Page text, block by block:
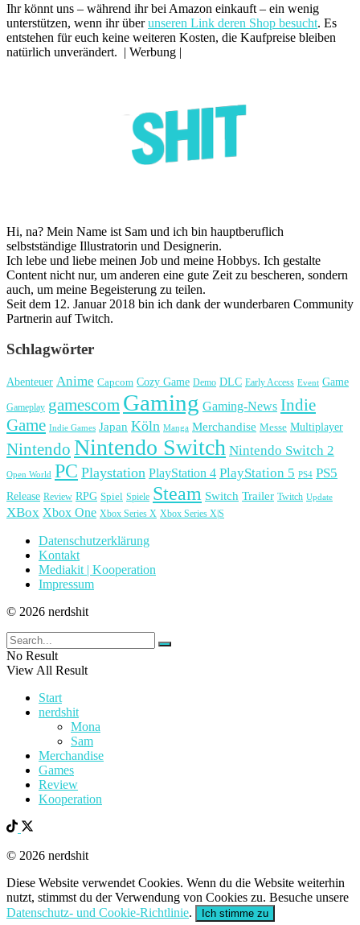
Ihr könnt uns – während ihr bei Amazon einkauft – ein wenig
unterstützen, wenn ihr überunseren Link deren Shop besucht. Es
entstehen für euch keine weiteren Kosten, die Kaufpreise bleiben
natürlich unverändert. | Werbung |
Hi, na? Mein Name ist Sam und ich bin hauptberuflich
selbstständige Illustratorin und Designerin.
Ich lebe und liebe meinen Job und meine Hobbys. Ich gestalte
Content nicht nur, um anderen eine gute Zeit zu bescheren, sondern
auch, um meine Begeisterung zu teilen.
Seit dem 12. Januar 2018 bin ich dank der wunderbaren Community
Partnerin auf Twitch.
Schlagwörter
Abenteuer Anime Capcom Cozy Game Demo DLC Early Access Event Game
Gameplay gamescom Gaming Gaming-News Indie
Game Indie Games Japan Köln Manga Merchandise Messe Multiplayer
Nintendo Nintendo Switch Nintendo Switch 2
Open World PC Playstation PlayStation 4 PlayStation 5 PS4 PS5
Release Review RPG Spiel Spiele Steam Switch Trailer Twitch Update
XBox Xbox One Xbox Series X Xbox Series X|S
Datenschutzerklärung
Kontakt
Mediakit | Kooperation
Impressum
© 2026 nerdshit
No Result
View All Result
Start
nerdshit
Mona
Sam
Merchandise
Games
Review
Kooperation
© 2026 nerdshit
Diese Website verwendet Cookies. Wenn du die Website weiterhin
nutzt, stimmst du der Verwendung von Cookies zu. Besuche unsere
Datenschutz- und Cookie-Richtlinie. Ich stimme zu